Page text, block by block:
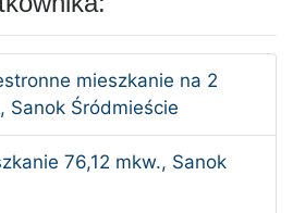
mieszkanie na 2
Sanok Śródmieście
76,12 mkw., Sanok